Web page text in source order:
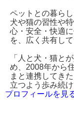
ペットとの暮ら
犬や猫の習性や
心・安全・快適
を、広く共有し
「人と犬・猫と
め、2008年から
まと連携してき
立つよう歩み続
プロフィールを見